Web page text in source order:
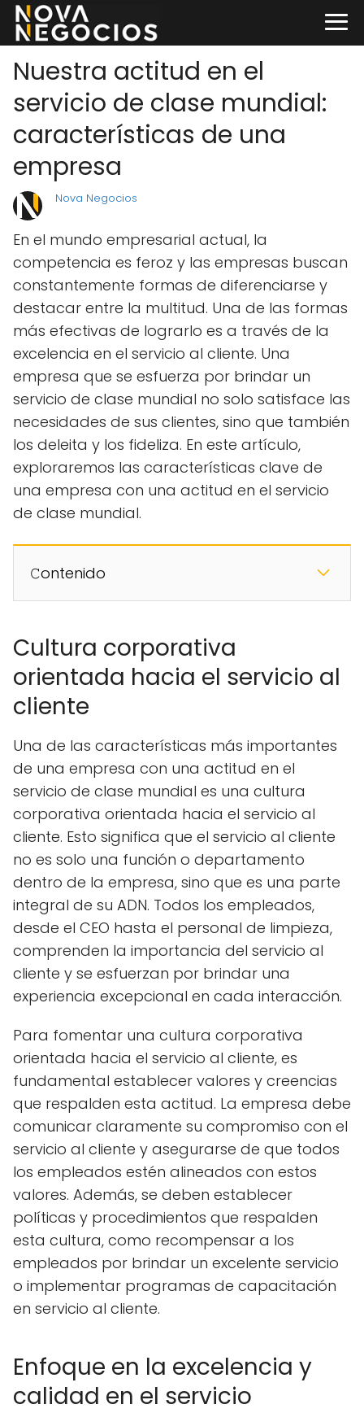
Nuestra actitud en el
servicio de clase mundial:
características de una
empresa
Nova Negocios
En el mundo empresarial actual, la
competencia es feroz y las empresas buscan
constantemente formas de diferenciarse y
destacar entre la multitud. Una de las formas
más efectivas de lograrlo es a través de la
excelencia en el servicio al cliente. Una
empresa que se esfuerza por brindar un
servicio de clase mundial no solo satisface las
necesidades de sus clientes, sino que también
los deleita y los fideliza. En este artículo,
exploraremos las características clave de
una empresa con una actitud en el servicio
de clase mundial.
𝙲ontenido
Cultura corporativa
orientada hacia el servicio al
cliente
Una de las características más importantes
de una empresa con una actitud en el
servicio de clase mundial es una cultura
corporativa orientada hacia el servicio al
cliente. Esto significa que el servicio al cliente
no es solo una función o departamento
dentro de la empresa, sino que es una parte
integral de su ADN. Todos los empleados,
desde el CEO hasta el personal de limpieza,
comprenden la importancia del servicio al
cliente y se esfuerzan por brindar una
experiencia excepcional en cada interacción.
Para fomentar una cultura corporativa
orientada hacia el servicio al cliente, es
fundamental establecer valores y creencias
que respalden esta actitud. La empresa debe
comunicar claramente su compromiso con el
servicio al cliente y asegurarse de que todos
los empleados estén alineados con estos
valores. Además, se deben establecer
políticas y procedimientos que respalden
esta cultura, como recompensar a los
empleados por brindar un excelente servicio
o implementar programas de capacitación
en servicio al cliente.
Enfoque en la excelencia y
calidad en el servicio